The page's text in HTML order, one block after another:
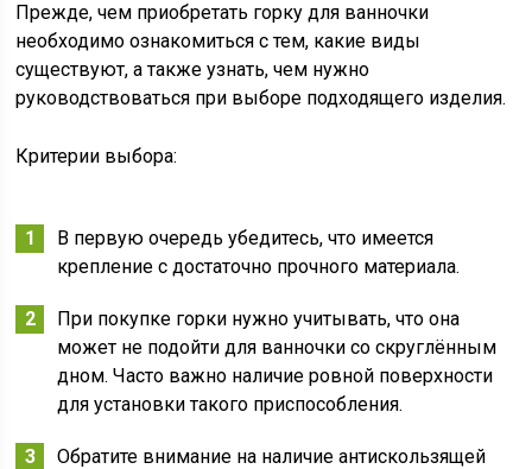
Прежде, чем приобретать горку для ванночки
необходимо ознакомиться с тем, какие виды
существуют, а также узнать, чем нужно
руководствоваться при выборе подходящего изделия.
Критерии выбора:
В первую очередь убедитесь, что имеется
крепление с достаточно прочного материала.
При покупке горки нужно учитывать, что она
может не подойти для ванночки со скруглённым
дном. Часто важно наличие ровной поверхности
для установки такого приспособления.
Обратите внимание на наличие антискользящей